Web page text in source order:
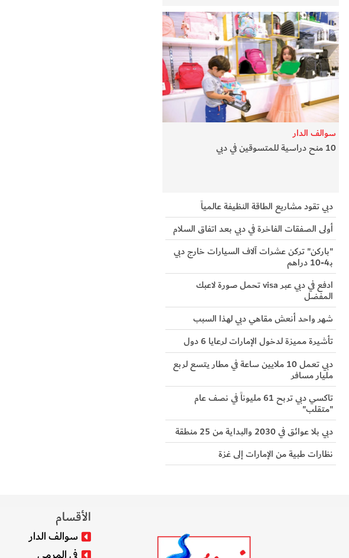
سوالف الدار
10 منح دراسية للمتسوقين في دبي
دبي تقود مشاريع الطاقة النظيفة عالمياً
أولى الصفقات الفاخرة في دبي بعد اتفاق السلام
"باركن" تركن عشرات آلاف السيارات خارج دبي
بـ4-10 دراهم
ادفع في دبي عبر visa تحمل صورة لاعبك
المفضل
شهر واحد أنعش مقاهي دبي لهذا السبب
تأشيرة مميزة لدخول الإمارات لرعايا 6 دول
دبي تعمل 10 ملايين ساعة في مطار يتسع لربع
مليار مسافر
تاكسي دبي تربح 61 مليوناً في نصف عام
"متقلب"
دبي بلا عوائق في 2030 والبداية من 25 منطقة
نظارات طبية من الإمارات إلى غزة
الأقسام
سوالف الدار